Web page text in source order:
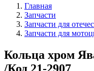
Главная
Запчасти
Запчасти для
Запчасти для
Кольца хром
/Код 21-2907